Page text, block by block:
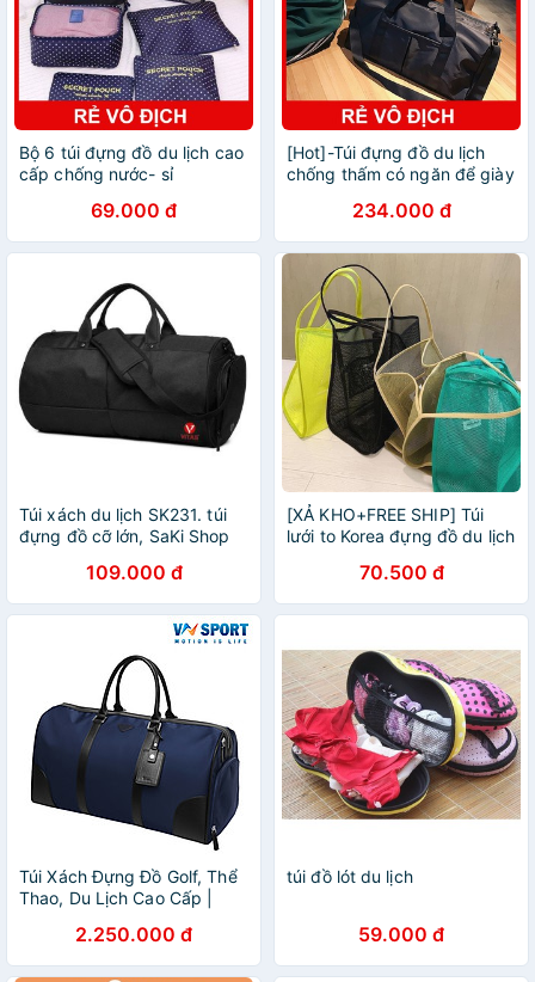
Bộ 6 túi đựng đồ du lịch cao
cấp chống nước- sỉ
69.000 đ
[Hot]-Túi đựng đồ du lịch
chống thấm có ngăn để giày
234.000 đ
Túi xách du lịch SK231. túi
đựng đồ cỡ lớn, SaKi Shop
109.000 đ
[XẢ KHO+FREE SHIP] Túi
lưới to Korea đựng đồ du lịch
70.500 đ
Túi Xách Đựng Đồ Golf, Thể
Thao, Du Lịch Cao Cấp |
2.250.000 đ
túi đồ lót du lịch
59.000 đ